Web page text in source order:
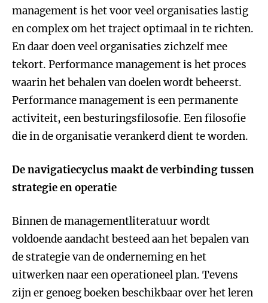
management is het voor veel organisaties lastig
en complex om het traject optimaal in te richten.
En daar doen veel organisaties zichzelf mee
tekort. Performance management is het proces
waarin het behalen van doelen wordt beheerst.
Performance management is een permanente
activiteit, een besturingsfilosofie. Een filosofie
die in de organisatie verankerd dient te worden.
De navigatiecyclus maakt de verbinding tussen
strategie en operatie
Binnen de managementliteratuur wordt
voldoende aandacht besteed aan het bepalen van
de strategie van de onderneming en het
uitwerken naar een operationeel plan. Tevens
zijn er genoeg boeken beschikbaar over het leren